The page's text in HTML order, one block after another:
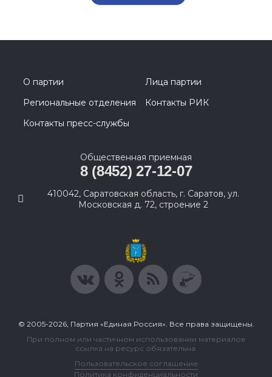
О партии
Лица партии
Региональные отделения
Контакты РИК
Контакты пресс-службы
Общественная приемная
8 (8452) 27-12-07
410042, Саратовская область, г. Саратов, ул.
Московская д. 72, строение 2
© 2005-2026, Партия «Единая Россия». Все права защищены.
При полном или частичном использовании материалов
ссылка на ресурс обязательна.
Пользовательское соглашение
Политика конфиденциальности